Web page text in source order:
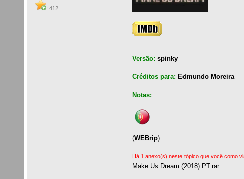
: 412
Versão: spinky
Créditos para: Edmundo Moreira
Notas:
(WEBrip)
Há 1 anexo(s) neste tópico que você como
Make Us Dream (2018).PT.rar